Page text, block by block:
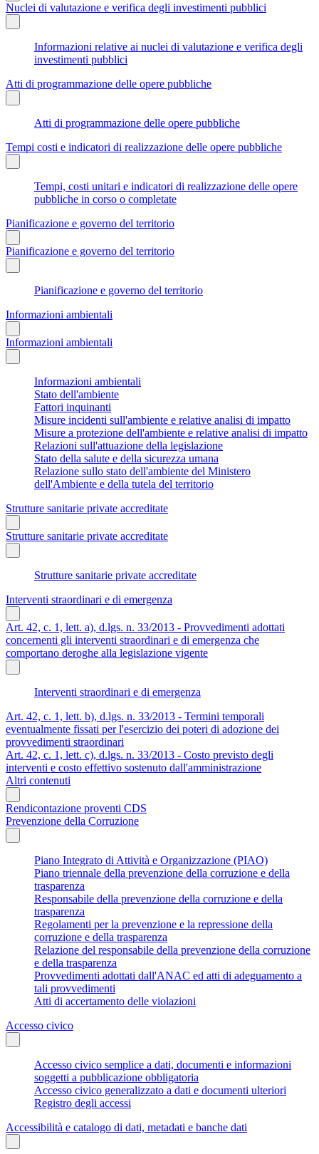
Nuclei di valutazione e verifica degli investimenti pubblici
Informazioni relative ai nuclei di valutazione e verifica degli
investimenti pubblici
Atti di programmazione delle opere pubbliche
Atti di programmazione delle opere pubbliche
Tempi costi e indicatori di realizzazione delle opere pubbliche
Tempi, costi unitari e indicatori di realizzazione delle opere
pubbliche in corso o completate
Pianificazione e governo del territorio
Pianificazione e governo del territorio
Pianificazione e governo del territorio
Informazioni ambientali
Informazioni ambientali
Informazioni ambientali
Stato dell'ambiente
Fattori inquinanti
Misure incidenti sull'ambiente e relative analisi di impatto
Misure a protezione dell'ambiente e relative analisi di impatto
Relazioni sull'attuazione della legislazione
Stato della salute e della sicurezza umana
Relazione sullo stato dell'ambiente del Ministero
dell'Ambiente e della tutela del territorio
Strutture sanitarie private accreditate
Strutture sanitarie private accreditate
Strutture sanitarie private accreditate
Interventi straordinari e di emergenza
Art. 42, c. 1, lett. a), d.lgs. n. 33/2013 - Provvedimenti adottati
concernenti gli interventi straordinari e di emergenza che
comportano deroghe alla legislazione vigente
Interventi straordinari e di emergenza
Art. 42, c. 1, lett. b), d.lgs. n. 33/2013 - Termini temporali
eventualmente fissati per l'esercizio dei poteri di adozione dei
provvedimenti straordinari
Art. 42, c. 1, lett. c), d.lgs. n. 33/2013 - Costo previsto degli
interventi e costo effettivo sostenuto dall'amministrazione
Altri contenuti
Rendicontazione proventi CDS
Prevenzione della Corruzione
Piano Integrato di Attività e Organizzazione (PIAO)
Piano triennale della prevenzione della corruzione e della
trasparenza
Responsabile della prevenzione della corruzione e della
trasparenza
Regolamenti per la prevenzione e la repressione della
corruzione e della trasparenza
Relazione del responsabile della prevenzione della corruzione
e della trasparenza
Provvedimenti adottati dall'ANAC ed atti di adeguamento a
tali provvedimenti
Atti di accertamento delle violazioni
Accesso civico
Accesso civico semplice a dati, documenti e informazioni
soggetti a pubblicazione obbligatoria
Accesso civico generalizzato a dati e documenti ulteriori
Registro degli accessi
Accessibilità e catalogo di dati, metadati e banche dati